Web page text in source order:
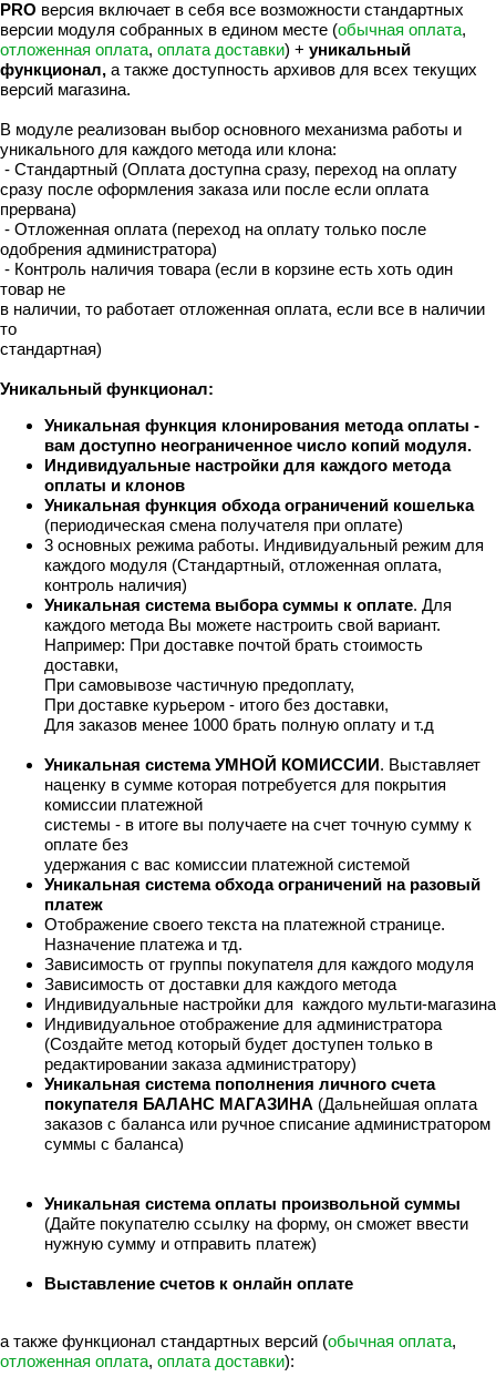
PRO версия включает в себя все возможности стандартных
версии модуля собранных в едином месте (обычная оплата,
отложенная оплата, оплата доставки) + уникальный
функционал, а также доступность архивов для всех текущих
версий магазина.
В модуле реализован выбор основного механизма работы и
уникального для каждого метода или клона:
- Стандартный (Оплата доступна сразу, переход на оплату
сразу после оформления заказа или после если оплата
прервана)
- Отложенная оплата (переход на оплату только после
одобрения администратора)
- Контроль наличия товара (если в корзине есть хоть один
товар не
в наличии, то работает отложенная оплата, если все в наличии
то
стандартная)
Уникальный функционал:
Уникальная функция клонирования метода оплаты -
вам доступно неограниченное число копий модуля.
Индивидуальные настройки для каждого метода
оплаты и клонов
Уникальная функция обхода ограничений кошелька
(периодическая смена получателя при оплате)
3 основных режима работы. Индивидуальный режим для
каждого модуля (Стандартный, отложенная оплата,
контроль наличия)
Уникальная система выбора суммы к оплате. Для
каждого метода Вы можете настроить свой вариант.
Например: При доставке почтой брать стоимость
доставки,
При самовывозе частичную предоплату,
При доставке курьером - итого без доставки,
Для заказов менее 1000 брать полную оплату и т.д
Уникальная система УМНОЙ КОМИССИИ . Выставляет
наценку в сумме которая потребуется для покрытия
комиссии платежной
системы - в итоге вы получаете на счет точную сумму к
оплате без
удержания с вас комиссии платежной системой
Уникальная система обхода ограничений на разовый
платеж
Отображение своего текста на платежной странице.
Назначение платежа и тд.
Зависимость от группы покупателя для каждого модуля
Зависимость от доставки для каждого метода
Индивидуальные настройки для каждого мульти-магазина
Индивидуальное отображение для администратора
(Создайте метод который будет доступен только в
редактировании заказа администратору)
Уникальная система пополнения личного счета
покупателя БАЛАНС МАГАЗИНА (Дальнейшая оплата
заказов с баланса или ручное списание администратором
суммы с баланса)
Уникальная система оплаты произвольной суммы
(Дайте покупателю ссылку на форму, он сможет ввести
нужную сумму и отправить платеж)
Выставление счетов к онлайн оплате
а также функционал стандартных версий (обычная оплата,
отложенная оплата, оплата доставки):